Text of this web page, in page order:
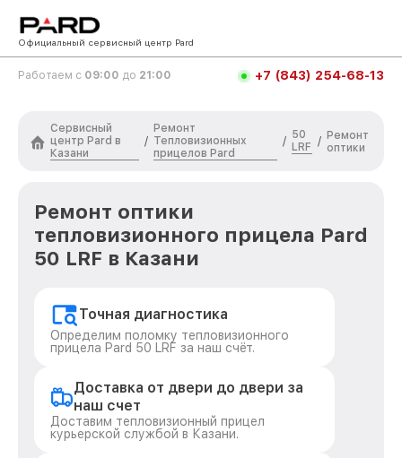
Официальный сервисный центр Pard
Работаем с 09:00 до 21:00 +7 (843) 254-68-13
Сервисный
центр Pard в
Казани
/
Ремонт
Тепловизионных
прицелов Pard
/
50
LRF / Ремонт
оптики
Ремонт оптики
тепловизионного прицела Pard
50 LRF в Казани
Точная диагностика
Определим поломку тепловизионного
прицела Pard 50 LRF за наш счёт.
Доставка от двери до двери за
наш счет
Доставим тепловизионный прицел
курьерской службой в Казани.